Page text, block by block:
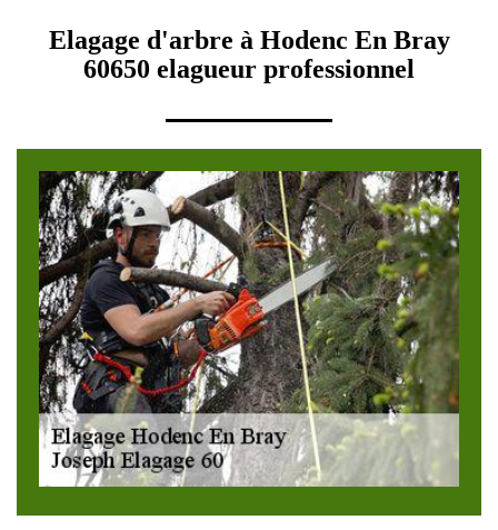
Elagage d'arbre à Hodenc En Bray
60650 elagueur professionnel